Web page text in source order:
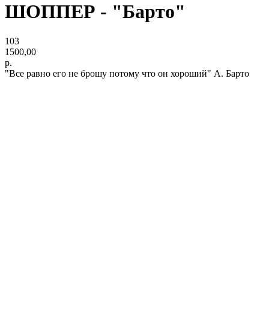
ШОППЕР - "Барто"
103
1500,00
р.
"Все равно его не брошу потому что он хороший" А. Барто